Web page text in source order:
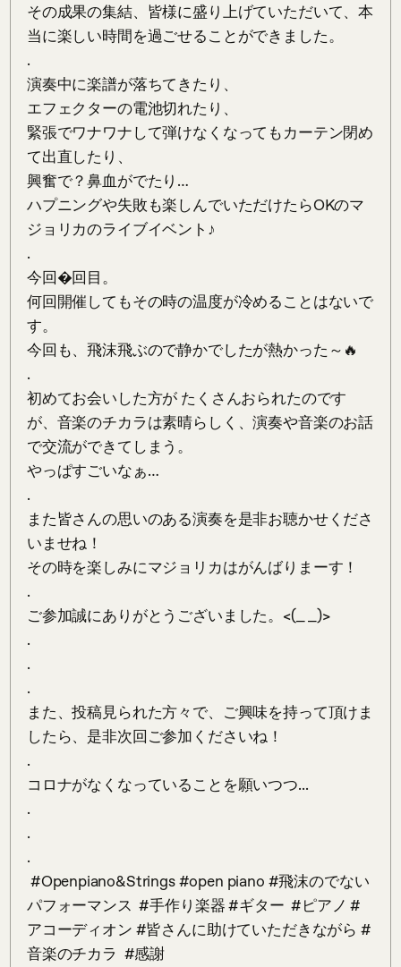
その成果の集結、皆様に盛り上げていただいて、本
当に楽しい時間を過ごせることができました。
.
演奏中に楽譜が落ちてきたり、
エフェクターの電池切れたり、
緊張でワナワナして弾けなくなってもカーテン閉め
て出直したり、
興奮で？鼻血がでたり…
ハプニングや失敗も楽しんでいただけたらOKのマ
ジョリカのライブイベント♪
.
今回�回目。
何回開催してもその時の温度が冷めることはないで
す。
今回も、飛沫飛ぶので静かでしたが熱かった～🔥
.
初めてお会いした方が たくさんおられたのです
が、音楽のチカラは素晴らしく、演奏や音楽のお話
で交流ができてしまう。
やっぱすごいなぁ…
.
また皆さんの思いのある演奏を是非お聴かせくださ
いませね！
その時を楽しみにマジョリカはがんばりまーす！
.
ご参加誠にありがとうございました。<(_ _)>
.
.
.
また、投稿見られた方々で、ご興味を持って頂けま
したら、是非次回ご参加くださいね！
.
コロナがなくなっていることを願いつつ...
.
.
.
パフォーマンス  #手作り楽器 #ギター  #ピアノ #
アコーディオン #皆さんに助けていただきながら #
音楽のチカラ  #感謝